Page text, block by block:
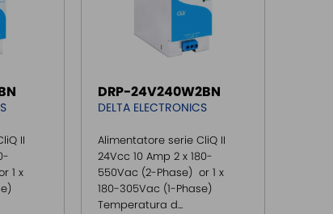
II
1 x
DRP-24V240W2BN
DELTA ELECTRONICS
Alimentatore serie CliQ II
24Vcc 10 Amp 2 x 180-
550Vac (2-Phase) or 1 x
180-305Vac (1-Phase)
Temperatura d...